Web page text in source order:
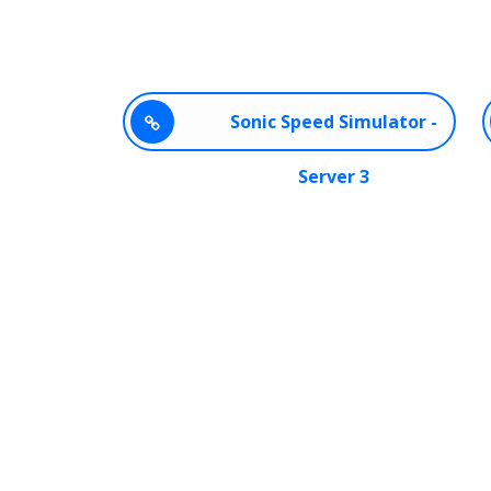
Sonic Speed Simulator -
Server 3